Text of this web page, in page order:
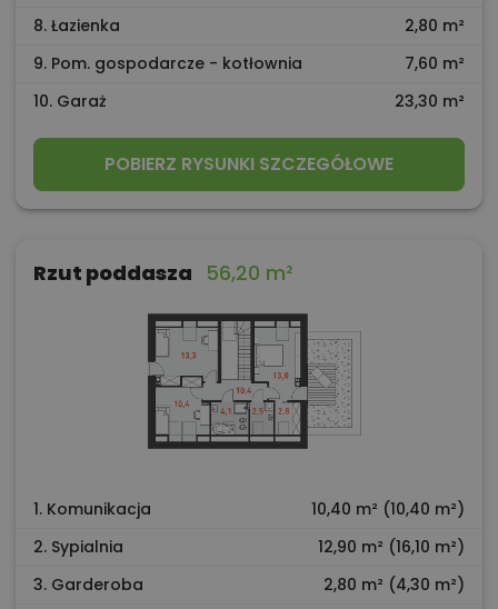
8. Łazienka
2,80 m²
9. Pom. gospodarcze - kotłownia
7,60 m²
10. Garaż
23,30 m²
POBIERZ RYSUNKI SZCZEGÓŁOWE
Rzut poddasza 56,20 m²
1. Komunikacja
10,40 m² (10,40 m²)
2. Sypialnia
12,90 m² (16,10 m²)
3. Garderoba
2,80 m² (4,30 m²)